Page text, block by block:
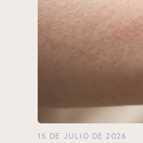
15 DE JULIO DE 2026